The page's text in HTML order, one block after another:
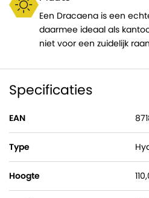
Een Dracaena is een
daarmee ideaal als
niet voor een zuidelijk
Specificaties
EAN
Type
Hoogte